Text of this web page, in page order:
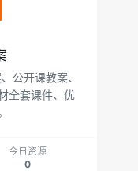
公开课教案、
全套课件、优
今日资源
0